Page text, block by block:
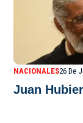
NACIONALES26 De
Juan